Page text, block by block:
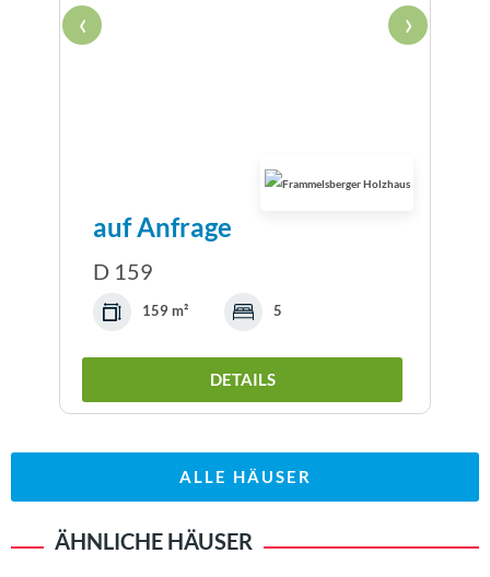
‹ ›
auf Anfrage
D 159
159 m² 5
DETAILS
ALLE HÄUSER
ÄHNLICHE HÄUSER